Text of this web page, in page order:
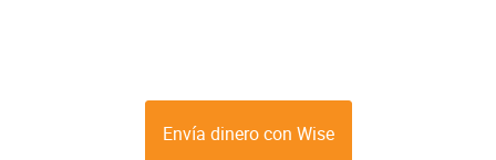
Envía dinero con Wise